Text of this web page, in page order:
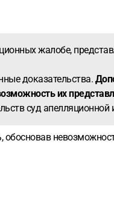
жалобе,
доказательства.
их
суд апелляционной